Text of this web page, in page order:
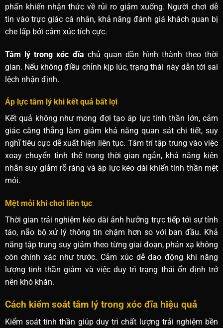
phấn khiến nhận thức về rủi ro giảm xuống. Người chơi dễ
tin vào trực giác cá nhân, khả năng đánh giá khách quan bị
che lấp bởi cảm xúc tích cực.
Tâm lý trong xóc đĩa chủ quan dần hình thành theo thời
gian. Nếu không điều chỉnh kịp lúc, trạng thái này dẫn tới sai
lệch nhận định.
Áp lực tâm lý khi kết quả bất lợi
Kết quả không như mong đợi tạo áp lực tinh thần lớn, cảm
giác căng thẳng làm giảm khả năng quan sát chi tiết, suy
nghĩ tiêu cực dễ xuất hiện liên tục. Tâm trí tập trung vào việc
xoay chuyển tình thế trong thời gian ngắn, khả năng kiên
nhẫn suy giảm rõ ràng và áp lực kéo dài khiến tinh thần mệt
mỏi.
Mệt mỏi khi chơi liên tục
Thời gian trải nghiệm kéo dài ảnh hưởng trực tiếp tới sự tỉnh
táo, não bộ xử lý thông tin chậm hơn so với ban đầu. Khả
năng tập trung suy giảm theo từng giai đoạn, phản xạ không
còn chính xác như trước. Cảm xúc dễ dao động khi năng
lượng tinh thần giảm và việc duy trì trạng thái ổn định trở
nên khó khăn.
Cách kiểm soát tâm lý trong xóc đĩa hiệu quả
Kiểm soát tinh thần giúp duy trì chất lượng trải nghiệm bền